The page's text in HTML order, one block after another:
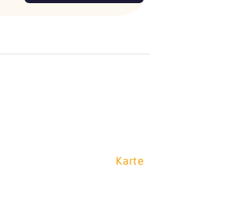
Karte